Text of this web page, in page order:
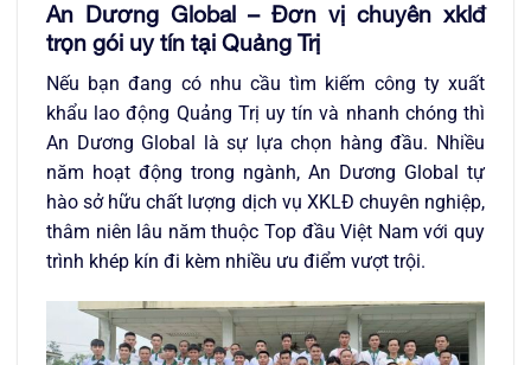
An Dương Global – Đơn vị chuyên xklđ
trọn gói uy tín tại Quảng Trị
Nếu bạn đang có nhu cầu tìm kiếm công ty xuất
khẩu lao động Quảng Trị uy tín và nhanh chóng thì
An Dương Global là sự lựa chọn hàng đầu. Nhiều
năm hoạt động trong ngành, An Dương Global tự
hào sở hữu chất lượng dịch vụ XKLĐ chuyên nghiệp,
thâm niên lâu năm thuộc Top đầu Việt Nam với quy
trình khép kín đi kèm nhiều ưu điểm vượt trội.